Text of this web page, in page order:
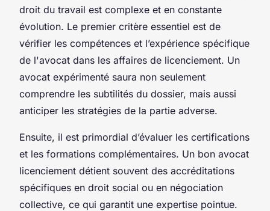
droit du travail est complexe et en constante
évolution. Le premier critère essentiel est de
vérifier les compétences et l’expérience spécifique
de l'avocat dans les affaires de licenciement. Un
avocat expérimenté saura non seulement
comprendre les subtilités du dossier, mais aussi
anticiper les stratégies de la partie adverse.
Ensuite, il est primordial d’évaluer les certifications
et les formations complémentaires. Un bon avocat
licenciement détient souvent des accréditations
spécifiques en droit social ou en négociation
collective, ce qui garantit une expertise pointue.